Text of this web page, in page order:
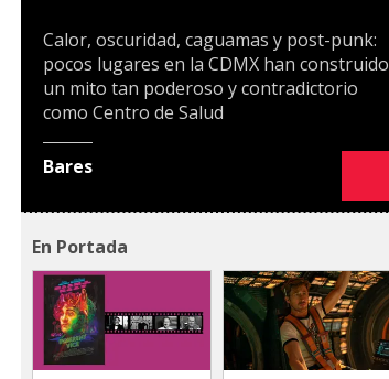
Calor, oscuridad, caguamas y post-punk:
pocos lugares en la CDMX han construido
un mito tan poderoso y contradictorio
como Centro de Salud
Bares
En Portada